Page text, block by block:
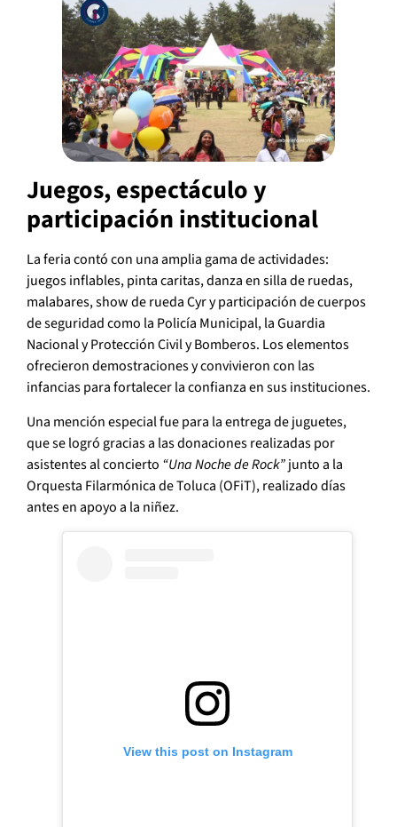
Juegos, espectáculo y
participación institucional
La feria contó con una amplia gama de actividades:
juegos inflables, pinta caritas, danza en silla de ruedas,
malabares, show de rueda Cyr y participación de cuerpos
de seguridad como la Policía Municipal, la Guardia
Nacional y Protección Civil y Bomberos. Los elementos
ofrecieron demostraciones y convivieron con las
infancias para fortalecer la confianza en sus instituciones.
Una mención especial fue para la entrega de juguetes,
que se logró gracias a las donaciones realizadas por
asistentes al concierto “Una Noche de Rock”junto a la
Orquesta Filarmónica de Toluca (OFiT), realizado días
antes en apoyo a la niñez.
View this post on Instagram